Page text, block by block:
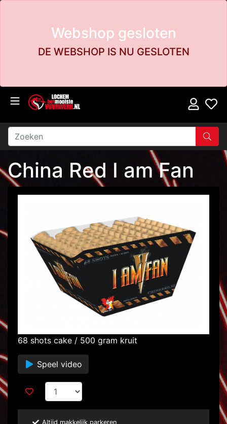
Webshop gesloten
DE WEBSHOP IS NU GESLOTEN
China Red I am Fan
68 shots cake / 500 gram kruit
Speel video
Altijd makkelijk parkeren